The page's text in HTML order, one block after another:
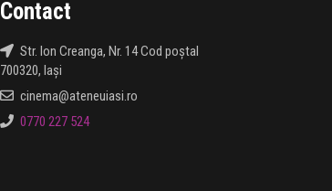
Contact
Str. Ion Creanga, Nr. 14 Cod poștal
700320, Iași
cinema@ateneuiasi.ro
0770 227 524